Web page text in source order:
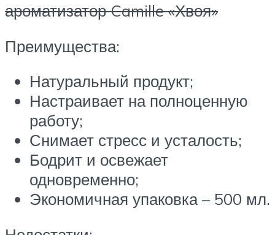
ароматизатор Camille «Хвоя»
Преимущества:
Натуральный продукт;
Настраивает на полноценную
работу;
Снимает стресс и усталость;
Бодрит и освежает
одновременно;
Экономичная упаковка – 500 мл.